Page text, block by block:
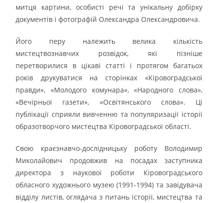
митця картини, особисті речі та унікальну добірку
документів і фотографій Олександра Олександровича.
Його перу належить велика кількість
мистецтвознавчих розвідок, які пізніше
перетворилися в цікаві статті і протягом багатьох
років друкуватися на сторінках «Кіровоградської
правди», «Молодого комунара», «Народного слова»,
«Вечірньої газети», «Освітянського слова». Ці
публікації сприяли вивченню та популяризації історії
образотворчого мистецтва Кіровоградської області.
Свою краєзнавчо-дослідницьку роботу Володимир
Миколайович продовжив на посадах заступника
директора з наукової роботи Кіровоградського
обласного художнього музею (1991-1994) та завідувача
відділу листів, оглядача з питань історії, мистецтва та